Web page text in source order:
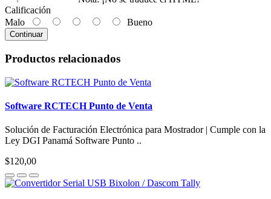
Calificación
Malo
Bueno
Continuar
Productos relacionados
Software RCTECH Punto de Venta
Solución de Facturación Electrónica para Mostrador | Cumple con la
Ley DGI Panamá Software Punto ..
$120,00